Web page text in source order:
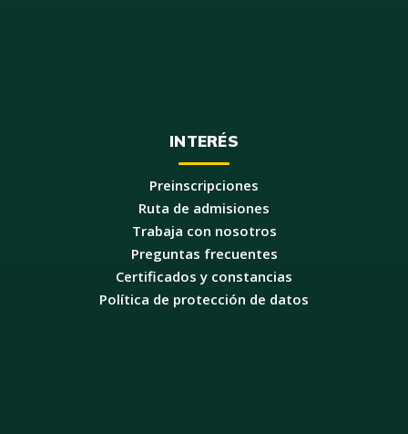
INTERÉS
Preinscripciones
Ruta de admisiones
Trabaja con nosotros
Preguntas frecuentes
Certificados y constancias
Política de protección de datos